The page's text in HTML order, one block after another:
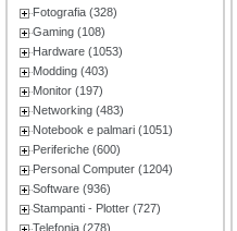
Fotografia (328)
Gaming (108)
Hardware (1053)
Modding (403)
Monitor (197)
Networking (483)
Notebook e palmari (1051)
Periferiche (600)
Personal Computer (1204)
Software (936)
Stampanti - Plotter (727)
Telefonia (278)